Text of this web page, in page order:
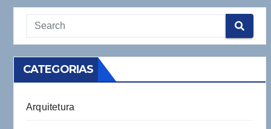
CATEGORIAS
Arquitetura